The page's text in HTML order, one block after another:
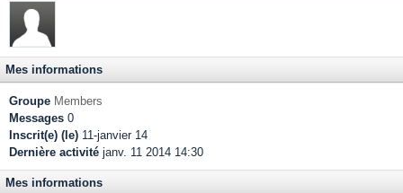
Mes informations
Groupe Members
Messages 0
Inscrit(e) (le) 11-janvier 14
Dernière activité janv. 11 2014 14:30
Mes informations